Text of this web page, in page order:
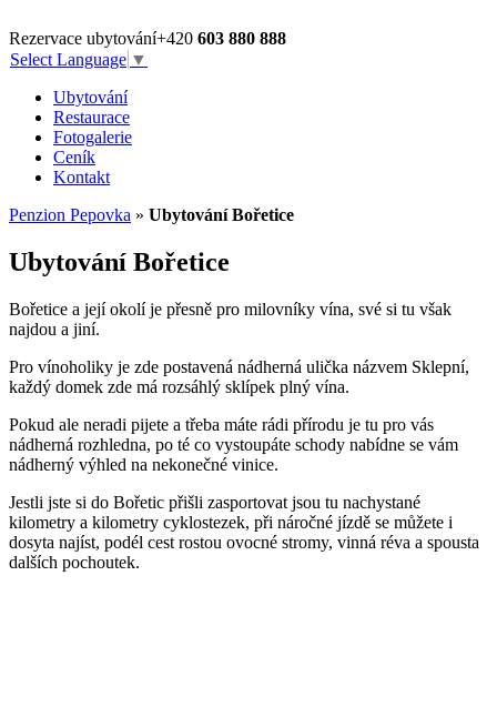
Rezervace ubytování+420 603 880 888
Select Language ▼
Ubytování
Restaurace
Fotogalerie
Ceník
Kontakt
Penzion Pepovka » Ubytování Bořetice
Ubytování Bořetice
Bořetice a její okolí je přesně pro milovníky vína, své si tu však
najdou a jiní.
Pro vínoholiky je zde postavená nádherná ulička názvem Sklepní,
každý domek zde má rozsáhlý sklípek plný vína.
Pokud ale neradi pijete a třeba máte rádi přírodu je tu pro vás
nádherná rozhledna, po té co vystoupáte schody nabídne se vám
nádherný výhled na nekonečné vinice.
Jestli jste si do Bořetic přišli zasportovat jsou tu nachystané
kilometry a kilometry cyklostezek, při náročné jízdě se můžete i
dosyta najíst, podél cest rostou ovocné stromy, vinná réva a spousta
dalších pochoutek.